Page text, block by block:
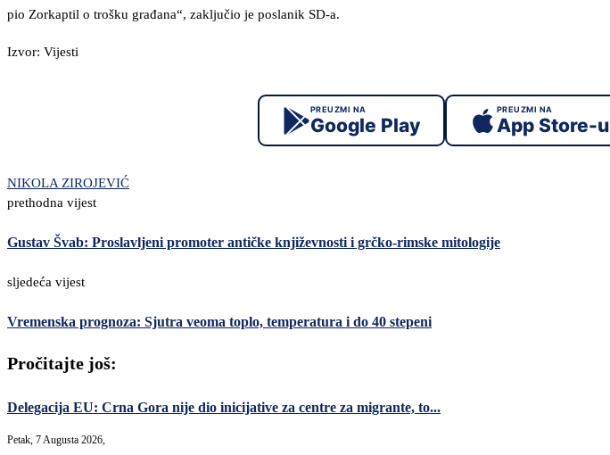
pio Zorkaptil o trošku građana“, zaključio je poslanik SD-a.
Izvor: Vijesti
PREUZMI NA
Google Play
PREUZMI NA
App Store-u
NIKOLA ZIROJEVIĆ
prethodna vijest
Gustav Švab: Proslavljeni promoter antičke književnosti i grčko-rimske mitologije
sljedeća vijest
Vremenska prognoza: Sjutra veoma toplo, temperatura i do 40 stepeni
Pročitajte još:
Delegacija EU: Crna Gora nije dio inicijative za centre za migrante, to...
Petak, 7 Augusta 2026,